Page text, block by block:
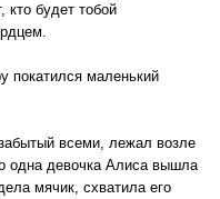
кто будет тобой
покатился маленький
всеми, лежал возле
одна девочка Алиса вышла
мячик, схватила его